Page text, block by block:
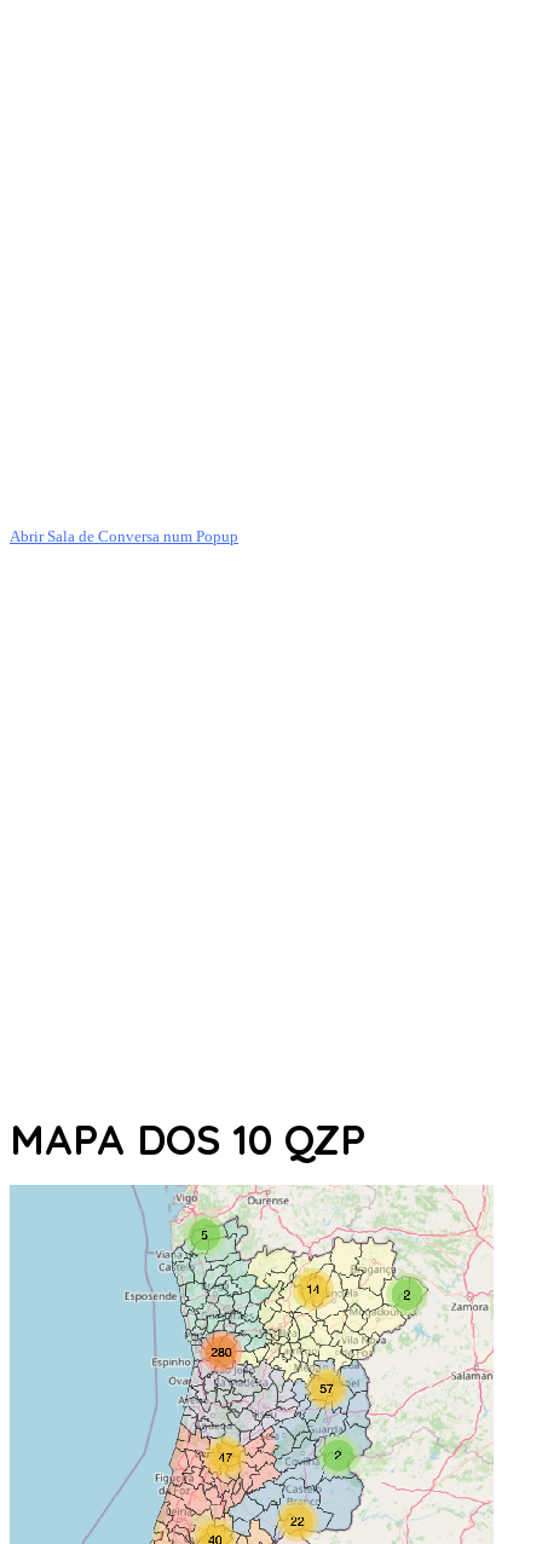
Abrir Sala de Conversa num Popup
MAPA DOS 10 QZP